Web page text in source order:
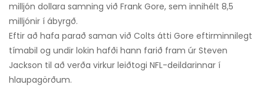
milljón dollara samning við Frank Gore, sem innihélt 8,5
milljónir í ábyrgð.
Eftir að hafa parað saman við Colts átti Gore eftirminnilegt
tímabil og undir lokin hafði hann farið fram úr Steven
Jackson til að verða virkur leiðtogi NFL-deildarinnar í
hlaupagörðum.